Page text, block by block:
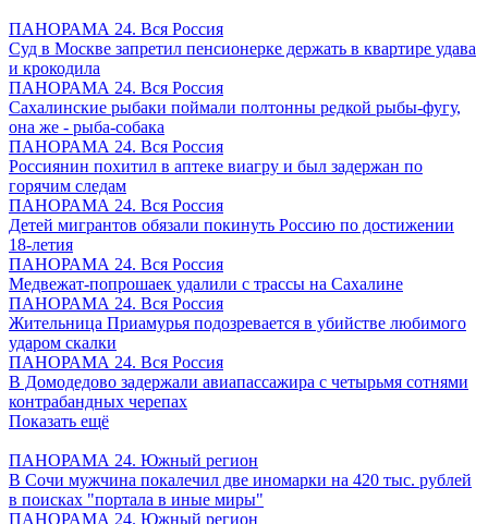
ПАНОРАМА 24. Вся Россия
Суд в Москве запретил пенсионерке держать в квартире удава
и крокодила
ПАНОРАМА 24. Вся Россия
Сахалинские рыбаки поймали полтонны редкой рыбы-фугу,
она же - рыба-собака
ПАНОРАМА 24. Вся Россия
Россиянин похитил в аптеке виагру и был задержан по
горячим следам
ПАНОРАМА 24. Вся Россия
Детей мигрантов обязали покинуть Россию по достижении
18-летия
ПАНОРАМА 24. Вся Россия
Медвежат-попрошаек удалили с трассы на Сахалине
ПАНОРАМА 24. Вся Россия
Жительница Приамурья подозревается в убийстве любимого
ударом скалки
ПАНОРАМА 24. Вся Россия
В Домодедово задержали авиапассажира с четырьмя сотнями
контрабандных черепах
Показать ещё
ПАНОРАМА 24. Южный регион
В Сочи мужчина покалечил две иномарки на 420 тыс. рублей
в поисках "портала в иные миры"
ПАНОРАМА 24. Южный регион